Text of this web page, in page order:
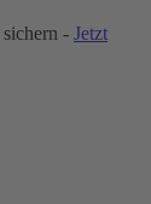
sichern - Jetzt